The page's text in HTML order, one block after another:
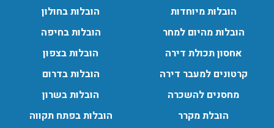
הובלות מיוחדות
הובלות מהיום למחר
אחסון תכולת דירה
קרטונים למעבר דירה
מחסנים להשכרה
הובלת מקרר
הובלות בחולון
הובלות בחיפה
הובלות בצפון
הובלות בדרום
הובלות בשרון
הובלות בפתח תקווה